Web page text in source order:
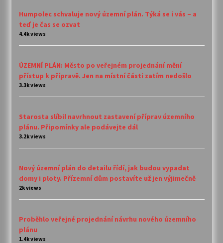
Humpolec schvaluje nový územní plán. Týká se i vás – a
teď je čas se ozvat
4.4k views
ÚZEMNÍ PLÁN: Město po veřejném projednání mění
přístup k přípravě. Jen na místní části zatím nedošlo
3.3k views
Starosta slíbil navrhnout zastavení příprav územního
plánu. Připomínky ale podávejte dál
3.2k views
Nový územní plán do detailu řídí, jak budou vypadat
domy i ploty. Přízemní dům postavíte už jen výjimečně
2k views
Proběhlo veřejné projednání návrhu nového územního
plánu
1.4k views